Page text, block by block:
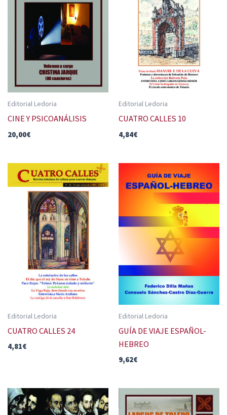
Editorial Ledoria
CINE Y PSICOANÁLISIS
20,00€
Editorial Ledoria
CUATRO CALLES 10
4,84€
Editorial Ledoria
CUATRO CALLES 24
4,81€
Editorial Ledoria
GUÍA DE VIAJE ESPAÑOL-
HEBREO
9,62€